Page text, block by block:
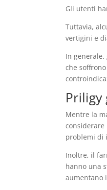
Gli utenti
Tuttavia,
vertigini e
In
che
Mentre la
problemi di
Inoltre, il
hanno una
aumentano